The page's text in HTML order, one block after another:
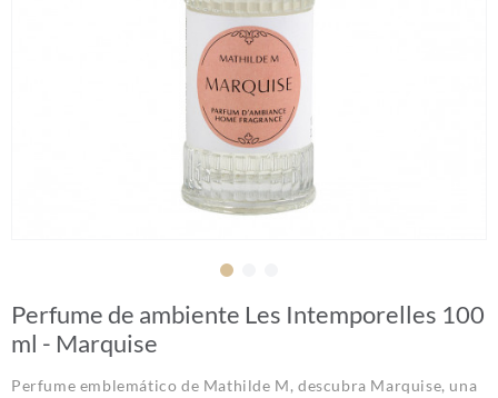
Perfume de ambiente Les Intemporelles 100
ml - Marquise
Perfume emblemático de Mathilde M, descubra Marquise, una